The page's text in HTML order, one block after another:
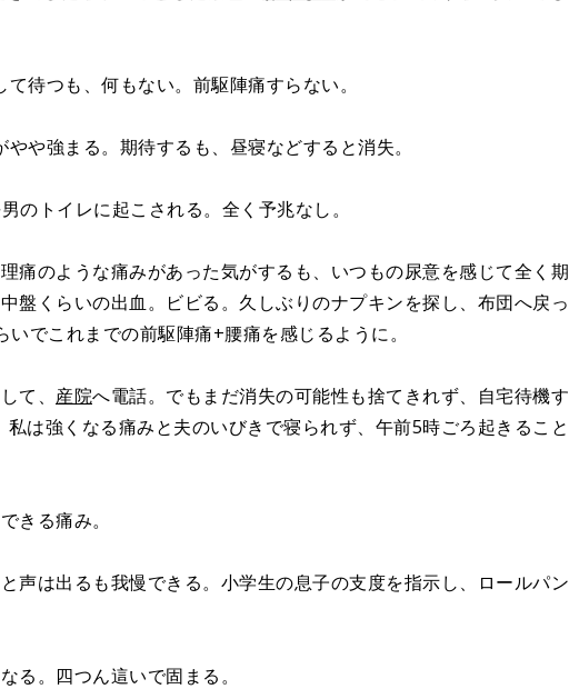
待つも、何もない。前駆陣痛すらない。
や強まる。期待するも、昼寝などすると消失。
のトイレに起こされる。全く予兆なし。
痛のような痛みがあった気がするも、いつもの尿意を感じて全く期
盤くらいの出血。ビビる。久しぶりのナプキンを探し、布団へ戻っ
でこれまでの前駆陣痛+腰痛を感じるように。
て、 産院へ電話。でもまだ消失の可能性も捨てきれず、自宅待機す
は強くなる痛みと夫のいびきで寝られず、午前5時ごろ起きること
きる痛み。
声は出るも我慢できる。小学生の息子の支度を指示し、ロールパン
。四つん這いで固まる。